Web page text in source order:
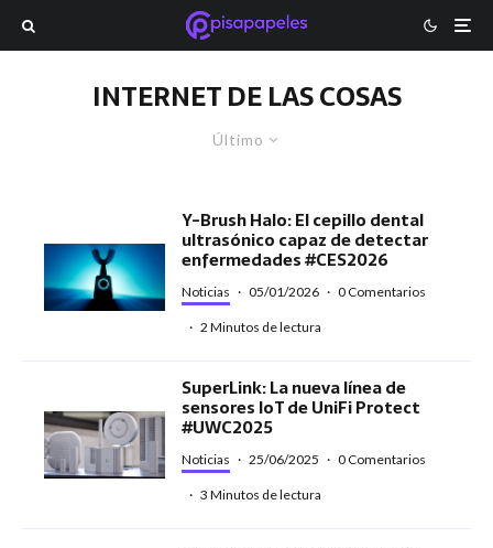
INTERNET DE LAS COSAS
Último
Y-Brush Halo: El cepillo dental
ultrasónico capaz de detectar
enfermedades #CES2026
Noticias · 05/01/2026 · 0 Comentarios
· 2 Minutos de lectura
SuperLink: La nueva línea de
sensores IoT de UniFi Protect
#UWC2025
Noticias · 25/06/2025 · 0 Comentarios
· 3 Minutos de lectura